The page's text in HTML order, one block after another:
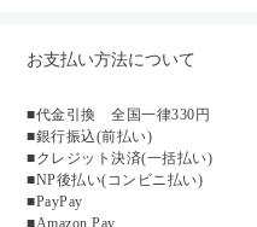
お支払い方法について
■代金引換 全国一律330円
■銀行振込(前払い)
■クレジット決済(一括払い)
■NP後払い(コンビニ払い)
■PayPay
■Amazon Pay